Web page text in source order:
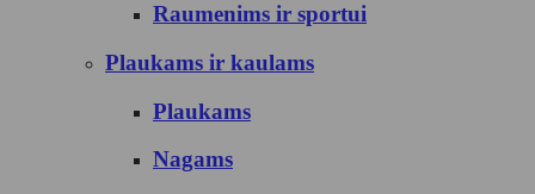
Raumenims ir sportui
Plaukams ir kaulams
Plaukams
Nagams